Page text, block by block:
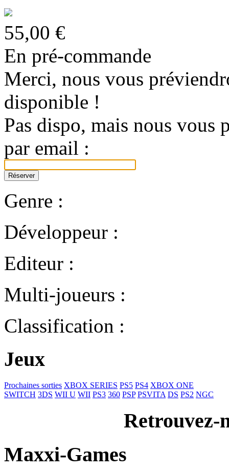
55,00 €
En pré-commande
Merci, nous vous
disponible !
Pas dispo, mais nous vous
par email :
Genre :
Développeur :
Editeur :
Multi-joueurs :
Classification :
Jeux
Prochaines sorties XBOX SERIES PS5 PS4 XBOX ONE
SWITCH 3DS WII U WII PS3 360 PSP PSVITA DS PS2 NGC
Retrouvez-
Maxxi-Games